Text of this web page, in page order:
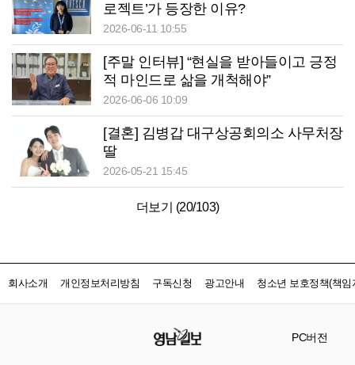
로젝트’가 등장한 이유?
2026-06-11 10:55
[주말 인터뷰] “현실을 받아들이고 긍정
적 마인드로 삶을 개척해야”
2026-06-06 10:09
[결혼] 김병갑 대구상공회의소 사무처장
딸
2026-05-21 15:45
더보기 (20/103)
회사소개 개인정보처리방침 구독신청 광고안내 청소년 보호정책(책임
PC버전